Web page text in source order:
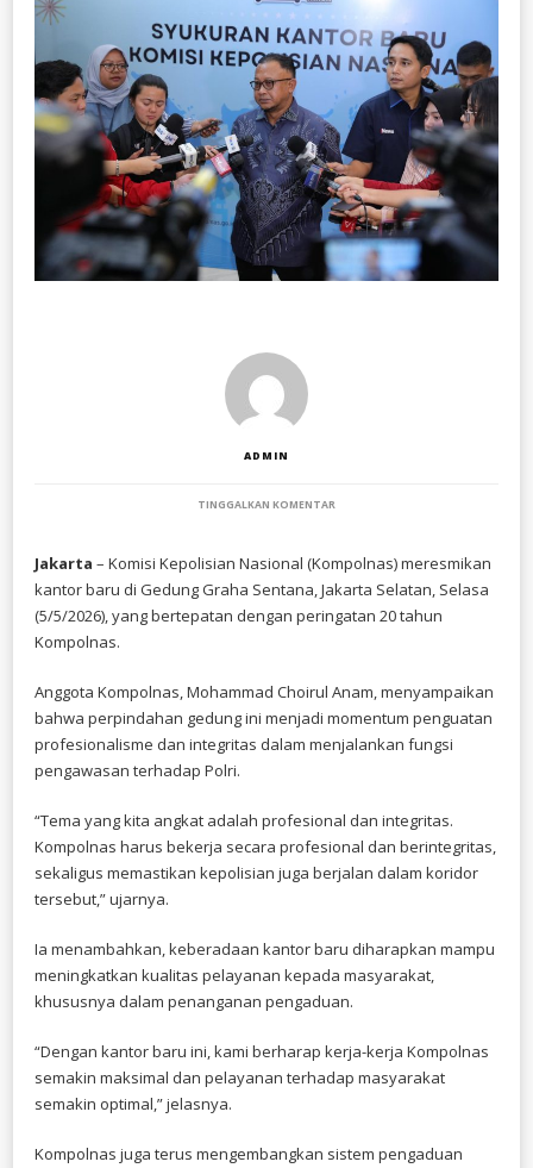
ADMIN
TINGGALKAN KOMENTAR
GEDUNG
BARU,
PERKUAT
PELAYANAN
PENGADUAN
Jakarta – Komisi Kepolisian Nasional (Kompolnas) meresmikan
kantor baru di Gedung Graha Sentana, Jakarta Selatan, Selasa
(5/5/2026), yang bertepatan dengan peringatan 20 tahun
Kompolnas.
Anggota Kompolnas, Mohammad Choirul Anam, menyampaikan
bahwa perpindahan gedung ini menjadi momentum penguatan
profesionalisme dan integritas dalam menjalankan fungsi
pengawasan terhadap Polri.
“Tema yang kita angkat adalah profesional dan integritas.
Kompolnas harus bekerja secara profesional dan berintegritas,
sekaligus memastikan kepolisian juga berjalan dalam koridor
tersebut,” ujarnya.
Ia menambahkan, keberadaan kantor baru diharapkan mampu
meningkatkan kualitas pelayanan kepada masyarakat,
khususnya dalam penanganan pengaduan.
“Dengan kantor baru ini, kami berharap kerja-kerja Kompolnas
semakin maksimal dan pelayanan terhadap masyarakat
semakin optimal,” jelasnya.
Kompolnas juga terus mengembangkan sistem pengaduan